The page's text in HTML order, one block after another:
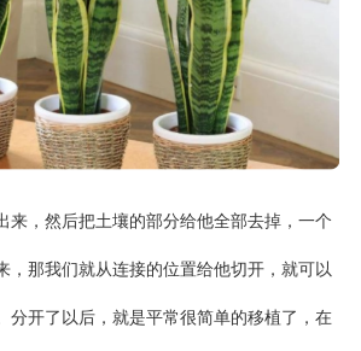
来，然后把土壤的部分给他全部去掉，一个
，那我们就从连接的位置给他切开，就可以
分开了以后，就是平常很简单的移植了，在